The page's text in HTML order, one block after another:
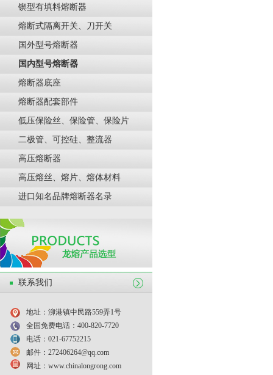
锲型有填料熔断器
熔断式隔离开关、刀开关
国外型号熔断器
国内型号熔断器
熔断器底座
熔断器配套部件
低压保险丝、保险管、保险片
二极管、可控硅、整流器
高压熔断器
高压熔丝、熔片、熔体材料
进口知名品牌熔断器名录
联系我们
地址：泖港镇中民路559弄1号
全国免费电话：400-820-7720
电话：021-67752215
邮件：272406264@qq.com
网址：www.chinalongrong.com